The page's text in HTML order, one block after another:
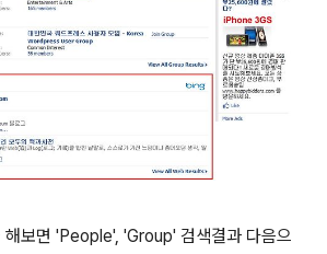
해보면 'People', 'Group' 검색결과 다음으